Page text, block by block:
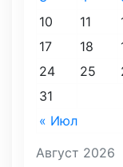
Август 2026
« Июл
10
11
17
18
24
25
31